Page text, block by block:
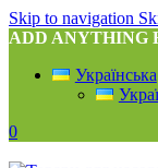
Skip to navigation
ADD ANYTHING
Українська
0